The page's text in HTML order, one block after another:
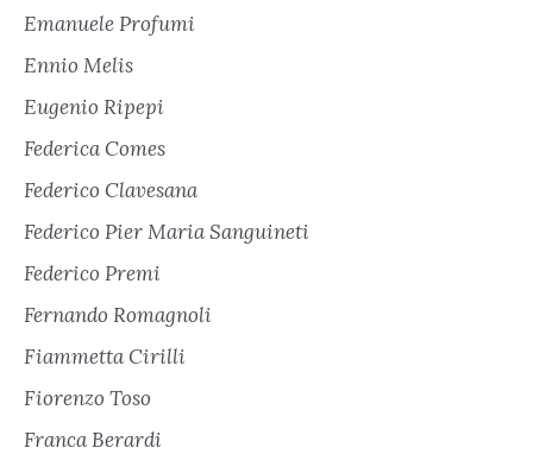
Emanuele Profumi
Ennio Melis
Eugenio Ripepi
Federica Comes
Federico Clavesana
Federico Pier Maria Sanguineti
Federico Premi
Fernando Romagnoli
Fiammetta Cirilli
Fiorenzo Toso
Franca Berardi